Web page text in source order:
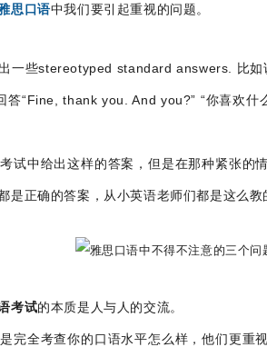
思口语中我们要引起重视的问题。
一些stereotyped standard answers. 比
“Fine, thank you. And you?” “你喜欢什
试中给出这样的答案，但是在那种紧张的
是正确的答案，从小英语老师们都是这么教
考试的本质是人与人的交流。
是完全考查你的口语水平怎么样，他们更重